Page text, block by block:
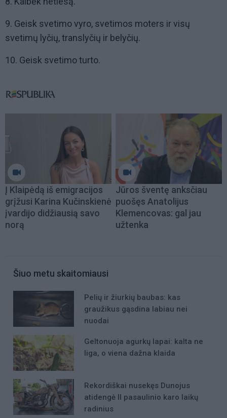
9. Geisk svetimo vyro, svetimos moters ir visų
svetimų lyčių, translyčių ir belyčių.
10. Geisk svetimo turto.
Į Klaipėdą iš emigracijos
grįžusi Karina Kučinskienė
įvardijo didžiausią savo
norą
Jūros šventę anksčiau
puošęs Anatolijus
Klemencovas: gal jau
užtenka
Šiuo metu skaitomiausi
Pelių ir žiurkių baubas: kas
graužikus gąsdina labiau nei
nuodai
Geltonuoja agurkų lapai: kalta ne
liga, o viena dažna klaida
Rekordiškai nusekęs Dunojus
atidengė II pasaulinio karo laikų
radinius